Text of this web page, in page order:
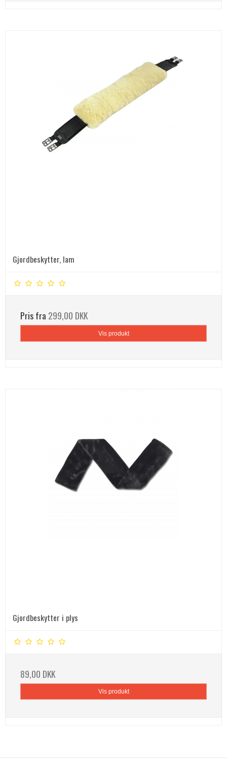
Gjordbeskytter, lam
Pris fra 299,00 DKK
Vis produkt
Gjordbeskytter i plys
89,00 DKK
Vis produkt